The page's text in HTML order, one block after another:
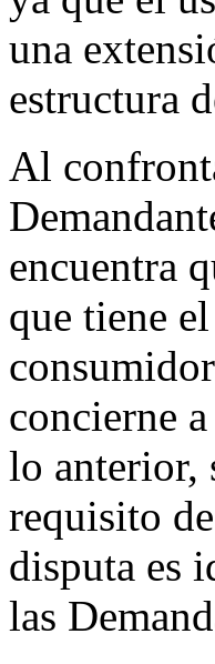
una
estructura
Al
encuentra
que tiene
concierne
lo anterior,
requisito
disputa es
las